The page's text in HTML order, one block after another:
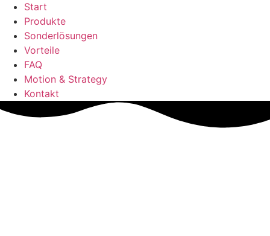
Start
Produkte
Sonderlösungen
Vorteile
FAQ
Motion & Strategy
Kontakt